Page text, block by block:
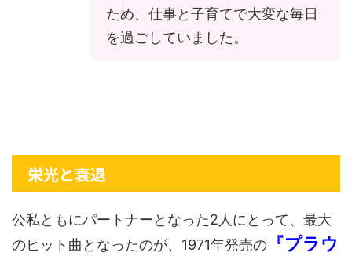
ため、仕事と子育てで大変な毎日
を過ごしていました。
栄光と衰退
公私ともにパートナーとなった2人にとって、最大
のヒット曲となったのが、1971年発売の
『プラウ